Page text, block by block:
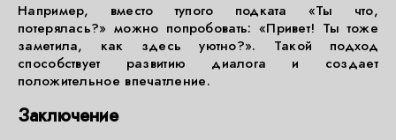
Например, вместо тупого подката «Ты что,
потерялась?» можно попробовать: «Привет! Ты тоже
заметила, как здесь уютно?». Такой подход
способствует развитию диалога и создает
положительное впечатление.
Заключение